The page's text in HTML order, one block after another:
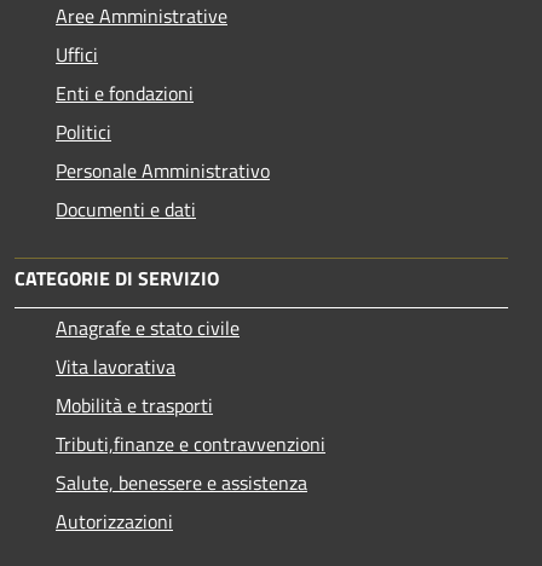
Aree Amministrative
Uffici
Enti e fondazioni
Politici
Personale Amministrativo
Documenti e dati
CATEGORIE DI SERVIZIO
Anagrafe e stato civile
Vita lavorativa
Mobilità e trasporti
Tributi,finanze e contravvenzioni
Salute, benessere e assistenza
Autorizzazioni